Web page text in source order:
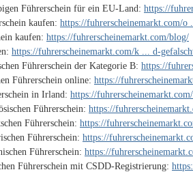
Führerschein für ein EU-Land: https://
kaufen: https://fuhrerscheinemarkt.com/o
kaufen: https://fuhrerscheinemarkt.com/blog/
https://fuhrerscheinemarkt.com/k ... d-
Führerschein der Kategorie B: https://
Führerschein online: https://
in Irland: https://
Führerschein: https://
Führerschein: https://
Führerschein: https://
Führerschein: https://
Führerschein mit CSDD-Registrierung: